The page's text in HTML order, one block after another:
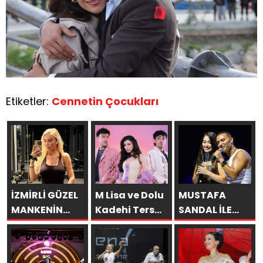
Etiketler: Cennetin Çocukları
İZMİRLİ GÜZEL
MANKENİN
KULİSLERİ
HAREKETLENDİ:
YENİ PROJELER
M Lisa ve Dolu
Kadehi Ters
Tut’tan Yeni İş
Birliği: “Vişne”
MUSTAFA
SANDAL İLE
AYNI SAHNEDE
PARLADI:
AFRA’YA